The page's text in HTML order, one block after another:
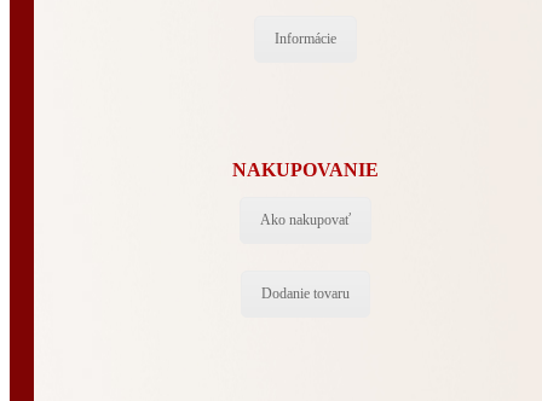
Informácie
NAKUPOVANIE
Ako nakupovať
Dodanie tovaru